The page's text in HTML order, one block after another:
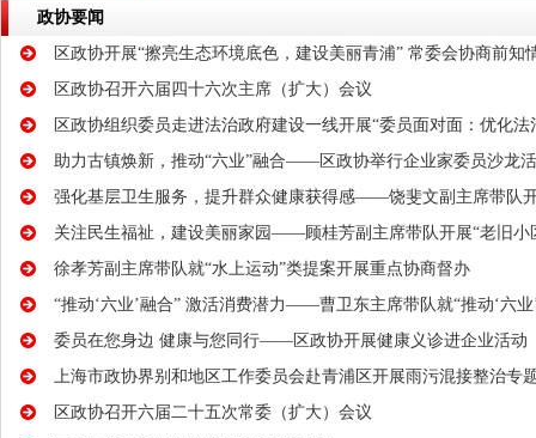
政协要闻
区政协开展“擦亮生态环境底色，建设美丽青浦” 常委会协商前知
区政协召开六届四十六次主席（扩大）会议
区政协组织委员走进法治政府建设一线开展“委员面对面：优化
助力古镇焕新，推动“六业”融合——区政协举行企业家委员沙龙
强化基层卫生服务，提升群众健康获得感——饶斐文副主席带队
关注民生福祉，建设美丽家园——顾桂芳副主席带队开展“老旧小
徐孝芳副主席带队就“水上运动”类提案开展重点协商督办
“推动‘六业’融合” 激活消费潜力——曹卫东主席带队就“推动‘六
委员在您身边 健康与您同行——区政协开展健康义诊进企业活动
上海市政协界别和地区工作委员会赴青浦区开展雨污混接整治专
区政协召开六届二十五次常委（扩大）会议